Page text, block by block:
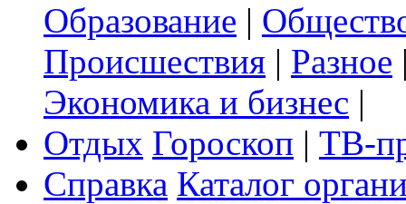
Образование |
Происшествия | Разное
Экономика и бизнес |
Отдых Гороскоп | ТВ-
Справка Каталог